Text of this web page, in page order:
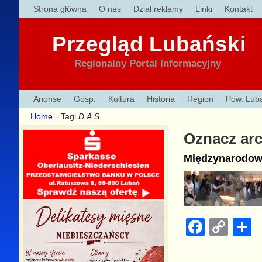
Strona główna O nas Dział reklamy Linki Kontakt
Przegląd Lubański
Regionalny Portal Informacyjny
Anonse Gosp. Kultura Historia Region Pow.
Home→Tagi D.A.S.
Oznacz
F
C